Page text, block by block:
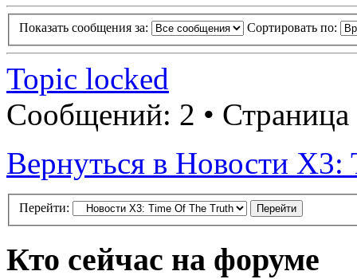
Показать сообщения за: Сортировать по:
Topic locked
Сообщений: 2 • Страница
Вернуться в Новости
Перейти:
Кто сейчас на форуме